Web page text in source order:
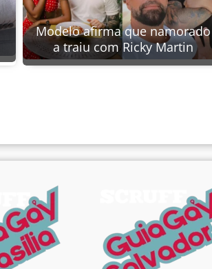
Modelo afirma que namorado
a traiu com Ricky Martin